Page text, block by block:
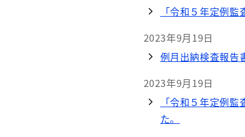
「令和５年定例監
2023年9月19日
例月出納検査報告
2023年9月19日
「令和５年定例
た。